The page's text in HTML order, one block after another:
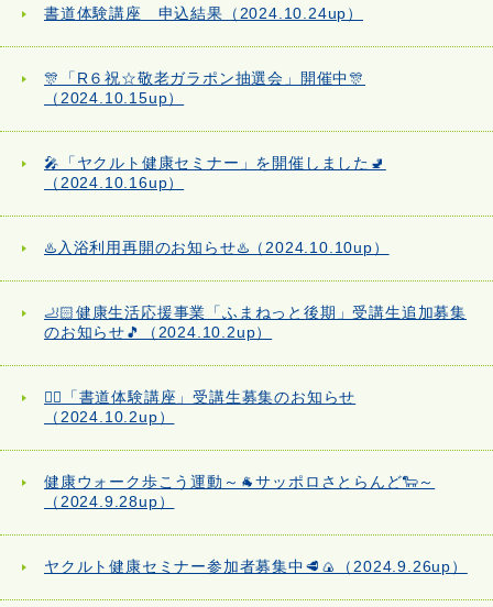
書道体験講座 申込結果（2024.10.24up）
🎊「R６祝☆敬老ガラポン抽選会」開催中🎊
（2024.10.15up）
🎤「ヤクルト健康セミナー」を開催しました🚽
（2024.10.16up）
♨️入浴利用再開のお知らせ♨️（2024.10.10up）
🦶🏻健康生活応援事業「ふまねっと後期」受講生追加募集
のお知らせ🎵（2024.10.2up）
✍🏻「書道体験講座」受講生募集のお知らせ
（2024.10.2up）
健康ウォーク歩こう運動～🐐サッポロさとらんど🐑～
（2024.9.28up）
ヤクルト健康セミナー参加者募集中🥩🍙（2024.9.26up）